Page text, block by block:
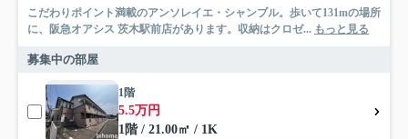
こだわりポイント満載のアンソレイエ・シャンブル。歩いて131mの場所
に、阪急オアシス 茨木駅前店があります。収納はクロゼ... もっと見る
募集中の部屋
1階
5.5万円
1階 / 21.00㎡ / 1K